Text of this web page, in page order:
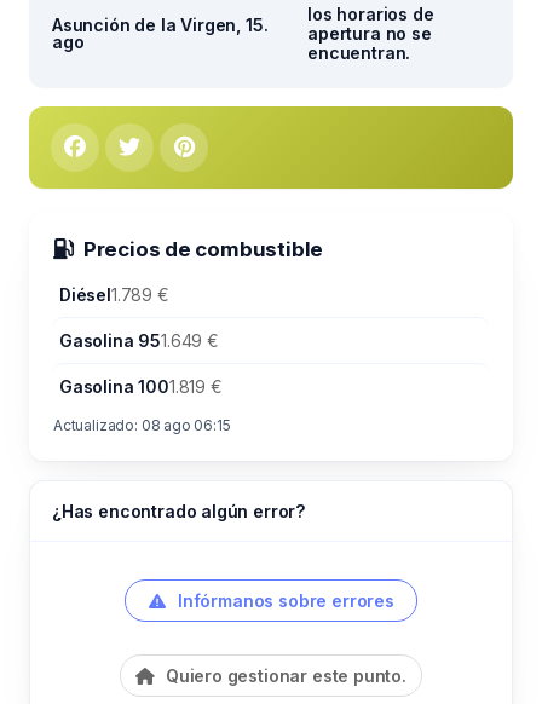
Asunción de la Virgen, 15.
ago
los horarios de
apertura no se
encuentran.
Precios de combustible
Diésel1.789 €
Gasolina 951.649 €
Gasolina 1001.819 €
Actualizado: 08 ago 06:15
¿Has encontrado algún error?
Infórmanos sobre errores
Quiero gestionar este punto.